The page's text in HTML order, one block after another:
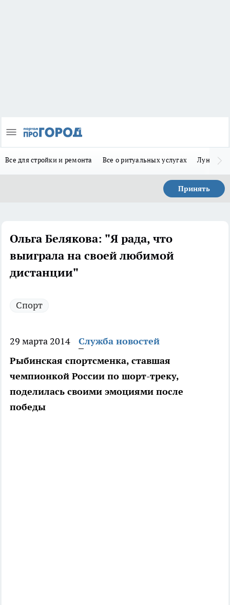
Все для стройки и ремонта Все о ритуальных услугах Лунно-
Принять
Ольга Белякова: "Я рада, что
выиграла на своей любимой
дистанции"
Спорт
29 марта 2014
Служба новостей
Рыбинская спортсменка, ставшая
чемпионкой России по шорт-треку,
поделилась своими эмоциями после
победы